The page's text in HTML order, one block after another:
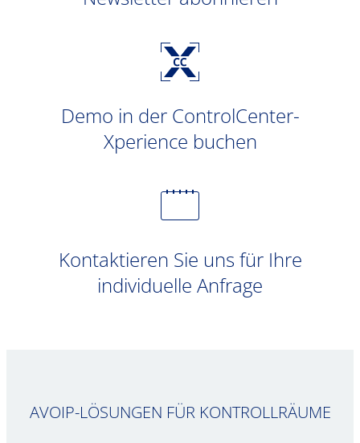
Demo in der ControlCenter-
Xperience buchen
Kontaktieren Sie uns für Ihre
individuelle Anfrage
AVOIP-LÖSUNGEN FÜR KONTROLLRÄUME